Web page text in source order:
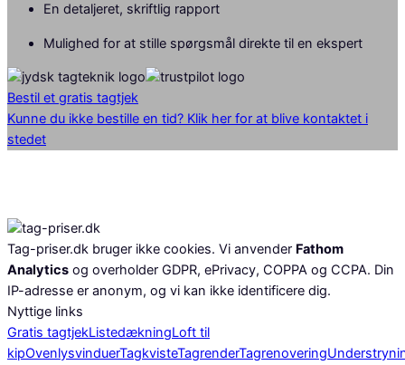
En detaljeret, skriftlig rapport
Mulighed for at stille spørgsmål direkte til en ekspert
Bestil et gratis tagtjek
Kunne du ikke bestille en tid? Klik her for at blive kontaktet i
stedet
Tag-priser.dk bruger ikke cookies. Vi anvender Fathom
Analytics og overholder GDPR, ePrivacy, COPPA og CCPA. Din
IP-adresse er anonym, og vi kan ikke identificere dig.
Nyttige links
Gratis tagtjekListedækningLoft til
kipOvenlysvinduerTagkvisteTagrenderTagrenovering